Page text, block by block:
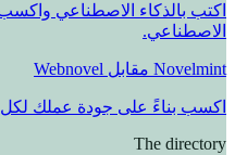
اكتب بالذكاء الاصطناعي
الاصطناعي.
Novelmint مقابل Webnovel
اكسب بناءً على جودة عملك
The directory